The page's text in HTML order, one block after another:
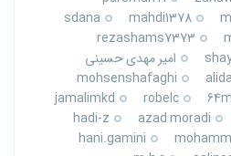
mahdi1378
sdana
rezashams7373
امیر مهدی حسینی
mohsenshafaghi
robelc
jamalimkd
azad moradi
hadi-z
hani.gamini